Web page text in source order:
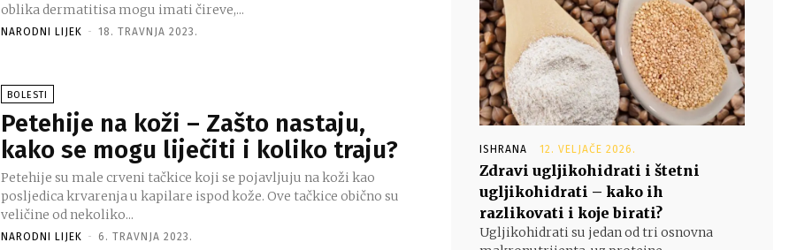
oblika dermatitisa mogu imati čireve,...
NARODNI LIJEK - 18. TRAVNJA 2023.
BOLESTI
Petehije na koži – Zašto nastaju,
kako se mogu liječiti i koliko traju?
Petehije su male crveni tačkice koji se pojavljuju na koži kao
posljedica krvarenja u kapilare ispod kože. Ove tačkice obično su
veličine od nekoliko...
NARODNI LIJEK - 6. TRAVNJA 2023.
ISHRANA 12. VELJAČE 2026.
Zdravi ugljikohidrati i štetni
ugljikohidrati – kako ih
razlikovati i koje birati?
Ugljikohidrati su jedan od tri osnovna